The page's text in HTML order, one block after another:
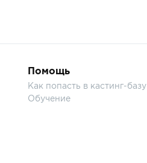
Помощь
Как попасть в кастинг-базу
Обучение